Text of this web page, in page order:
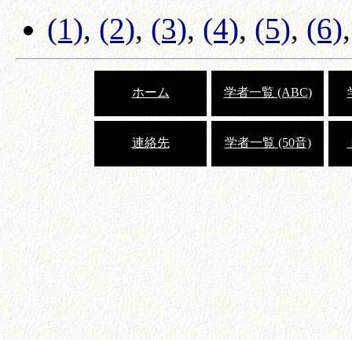
(1),(2),(3),(4),(5),(6)
ホーム 学者一覧 (ABC)
連絡先 学者一覧 (50音)